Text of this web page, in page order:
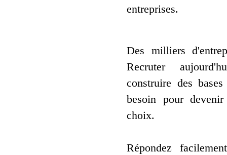
entreprises.
Des milliers
Recruter
construire des
besoin pour
choix.
Répondez